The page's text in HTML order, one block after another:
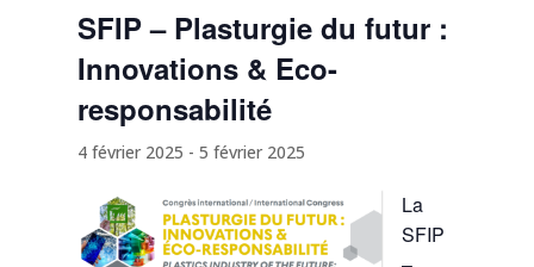
SFIP – Plasturgie du futur :
Innovations & Eco-
responsabilité
4 février 2025 - 5 février 2025
La
SFIP